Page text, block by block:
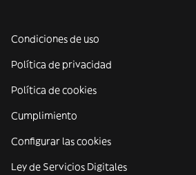
Condiciones de uso
Política de privacidad
Política de cookies
Cumplimiento
Configurar las cookies
Ley de Servicios Digitales